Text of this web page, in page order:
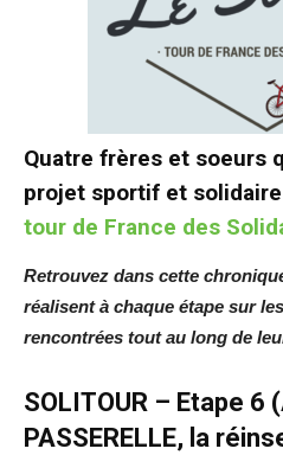
Quatre frères et soeurs
projet sportif et
tour de France des
Retrouvez dans cette
réalisent à chaque étape sur
rencontrées tout au long de
SOLITOUR – Etape 6
PASSERELLE, la